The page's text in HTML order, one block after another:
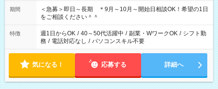
期間
＜急募＞即日～長期 ＊9月～10月～開始日相談OK！希望の1日
をご相談ください＾＾
特徴 週1日からOK / 40～50代活躍中 / 副業・WワークOK / シフト勤
務 / 電話対応なし / パソコンスキル不要
気になる！ 応募する 詳細へ